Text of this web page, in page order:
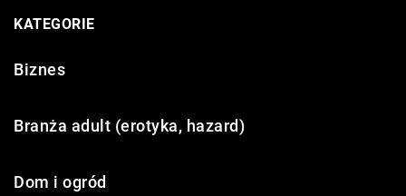
KATEGORIE
Biznes
Branża adult (erotyka, hazard)
Dom i ogród